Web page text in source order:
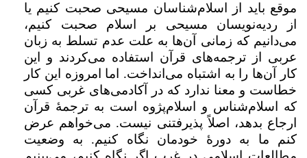
موقع باید از اسلام‌شناسان مسیحی صحبت کنیم یا
از ردیه‌نویسان مسیحی بر اسلام صحبت کنیم،
می‌دانیم که زمانی آن‌ها به علت عدم تسلط به زبان
عربی از ترجمه‌های قرآن استفاده می‌کردند و این
کار آن‌ها را به اشتباه می‌انداخت. اما امروزه این کار
خطاست و معنا ندارد که در آکادمی‌های غربی کسی
که اسلام‌شناس و اسلام‌پژوه است به ترجمهٔ قرآن
ارجاع بدهد، اصلاً پذیرفتنی نیست. می‌خواهم عرض
کنم ما به دورهٔ خودمان نگاه کنیم. به وضعیت